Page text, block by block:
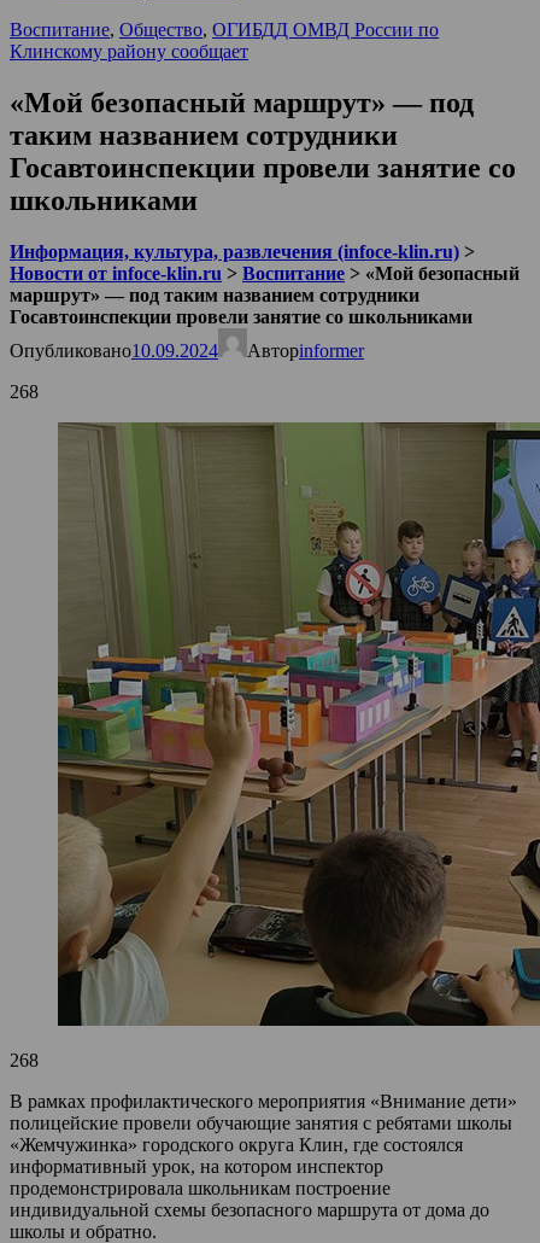
Воспитание, Общество, ОГИБДД ОМВД России по
Клинскому району сообщает
«Мой безопасный маршрут» — под
таким названием сотрудники
Госавтоинспекции провели занятие со
школьниками
Информация, культура, развлечения (infoce-klin.ru) >
Новости от infoce-klin.ru > Воспитание > «Мой безопасный
маршрут» — под таким названием сотрудники
Госавтоинспекции провели занятие со школьниками
Опубликовано10.09.2024 Авторinformer
268
268
В рамках профилактического мероприятия «Внимание дети»
полицейские провели обучающие занятия с ребятами школы
«Жемчужинка» городского округа Клин, где состоялся
информативный урок, на котором инспектор
продемонстрировала школьникам построение
индивидуальной схемы безопасного маршрута от дома до
школы и обратно.